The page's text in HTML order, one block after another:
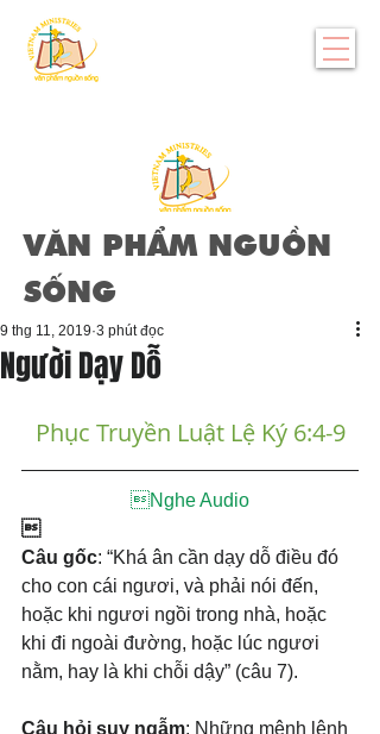
VĂN PHẨM NGUỒN
SỐNG
Người Dạy Dỗ
9 thg 11, 2019 3 phút đọc
Phục Truyền Luật Lệ Ký 6:4-9
Nghe Audio

Câu gốc: “Khá ân cần dạy dỗ điều đó
cho con cái ngươi, và phải nói đến,
hoặc khi ngươi ngồi trong nhà, hoặc
khi đi ngoài đường, hoặc lúc ngươi
nằm, hay là khi chỗi dậy” (câu 7).
Câu hỏi suy ngẫm: Những mệnh lệnh